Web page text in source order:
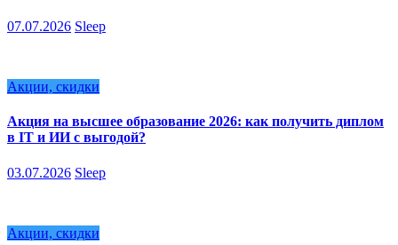
07.07.2026 Sleep
Акции, скидки
Акция на высшее образование 2026: как получить диплом
в IT и ИИ с выгодой?
03.07.2026 Sleep
Акции, скидки